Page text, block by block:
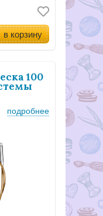
в корзину
100
подробнее